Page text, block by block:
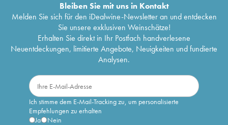
Bleiben Sie mit uns in Kontakt
Melden Sie sich für den iDealwine-Newsletter an und entdecken
Sie unsere exklusiven Weinschätze!
Erhalten Sie direkt in Ihr Postfach handverlesene
Neuentdeckungen, limitierte Angebote, Neuigkeiten und fundierte
Analysen.
Ich stimme dem E-Mail-Tracking zu, um personalisierte
Empfehlungen zu erhalten
Ja
Nein